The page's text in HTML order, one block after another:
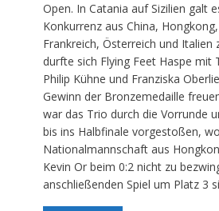
Open. In Catania auf Sizilien galt
Konkurrenz aus China,
Frankreich, Österreich und Italien
durfte sich Flying Feet Haspe mit
Philip Kühne und Franziska
Gewinn der Bronzemedaille
war das Trio durch die Vorrunde
bis ins Halbfinale vorgestoßen,
Nationalmannschaft aus
Kevin Or beim 0:2 nicht zu
anschließenden Spiel um Platz 3